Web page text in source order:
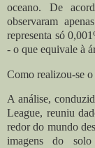
oceano. De
observaram
representa só
- o que equivale à
Como realizou-se o
A análise,
League, reuniu
redor do mundo
imagens do